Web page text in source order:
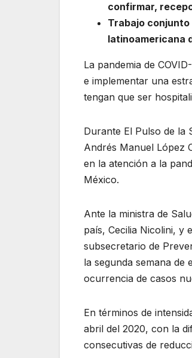
confirmar,
Trabajo
latinoamericana
La pandemia de
e implementar una
tengan que ser
Durante El Pulso de la
Andrés Manuel López
en la atención a la
México.
Ante la ministra de
país, Cecilia Nicolini, y
subsecretario de
la segunda semana de
ocurrencia de casos
En términos de
abril del 2020, con la
consecutivas de